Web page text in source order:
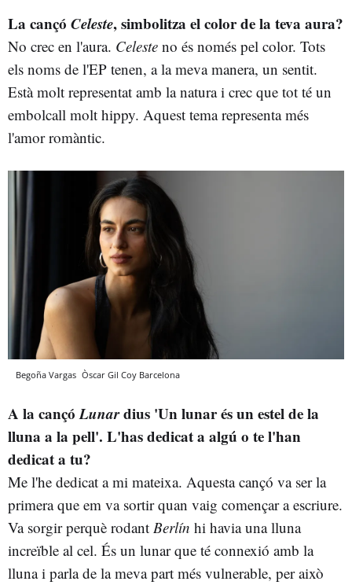
La cançó Celeste, simbolitza el color de la teva aura?
No crec en l'aura. Celeste no és només pel color. Tots
els noms de l'EP tenen, a la meva manera, un sentit.
Està molt representat amb la natura i crec que tot té un
embolcall molt hippy. Aquest tema representa més
l'amor romàntic.
Begoña Vargas Òscar Gil Coy Barcelona
A la cançóLunardius 'Un lunar és un estel de la
lluna a la pell'. L'has dedicat a algú o te l'han
dedicat a tu?
Me l'he dedicat a mi mateixa. Aquesta cançó va ser la
primera que em va sortir quan vaig començar a escriure.
Va sorgir perquè rodant Berlín hi havia una lluna
increïble al cel. És un lunar que té connexió amb la
lluna i parla de la meva part més vulnerable, per això